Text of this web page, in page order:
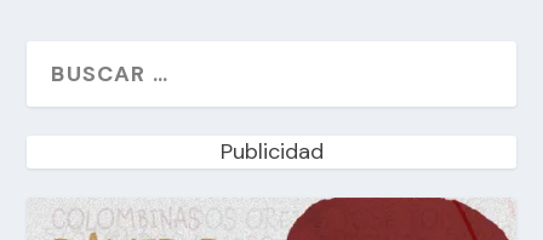
Publicidad